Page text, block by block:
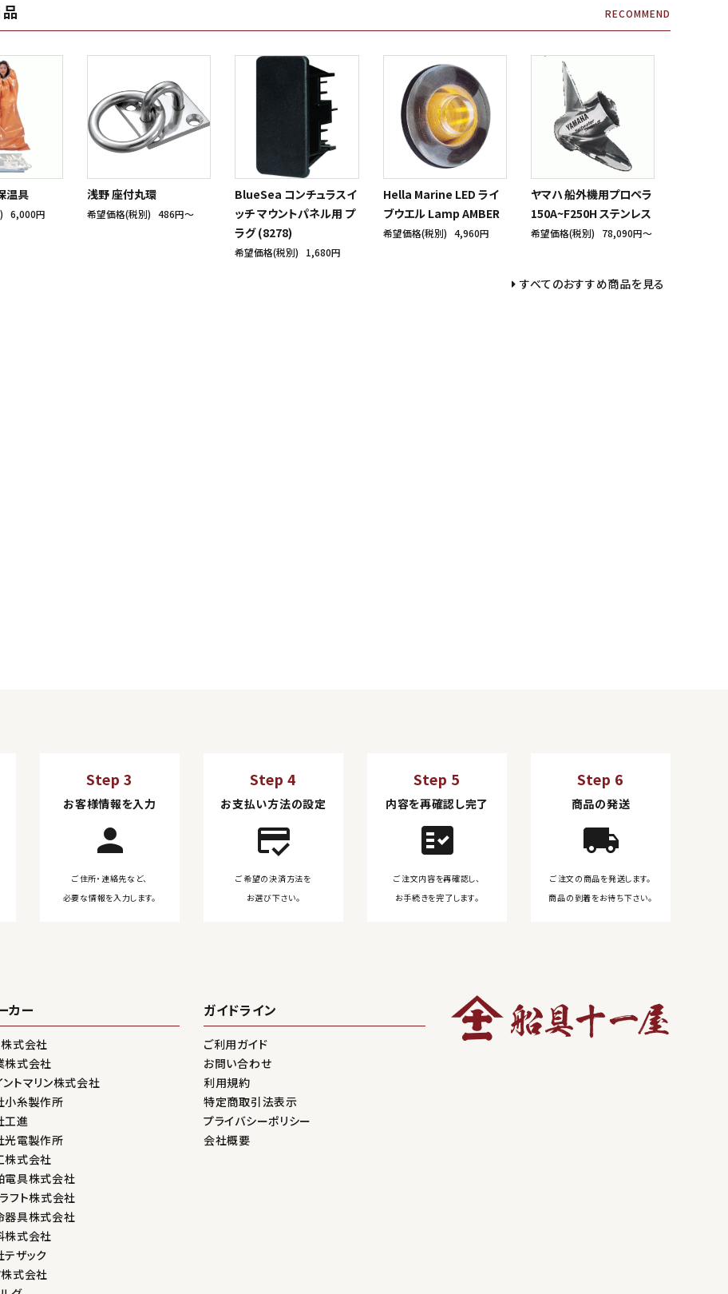
RECOMMEND
温具
6,000円
浅野 座付丸環
希望価格(税別) 486円〜
BlueSea コンチュラスイ
ッチ マウントパネル用 プ
ラグ (8278)
希望価格(税別) 1,680円
Hella Marine LED ライ
ブウエル Lamp AMBER
希望価格(税別) 4,960円
ヤマハ 船外機用プロペラ
150A~F250H ステンレス
希望価格(税別) 78,090円〜
すべてのおすすめ商品を見る
Step 3
お客様情報を入力
person
ご住所・連絡先など、
必要な情報を入力します。
Step 4
お支払い方法の設定
credit_score
ご希望の決済方法を
お選び下さい。
Step 5
内容を再確認し完了
fact_check
ご注文内容を再確認し、
お手続きを完了します。
Step 6
商品の発送
local_shipping
ご注文の商品を発送します。
商品の到着をお待ち下さい。
カー
式会社
株式会社
トマリン株式会社
小糸製作所
工進
光電製作所
株式会社
電具株式会社
フト株式会社
器具株式会社
株式会社
ザック
株式会社
ガイドライン
ご利用ガイド
お問い合わせ
利用規約
特定商取引法表示
プライバシーポリシー
会社概要